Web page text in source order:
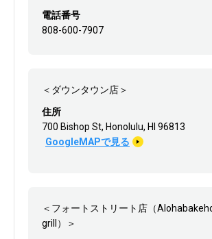
電話番号
808-600-7907
＜ダウンタウン店＞
住所
700 Bishop St, Honolulu, HI 96813
GoogleMAPで見る
＜フォートストリート店（
grill）＞